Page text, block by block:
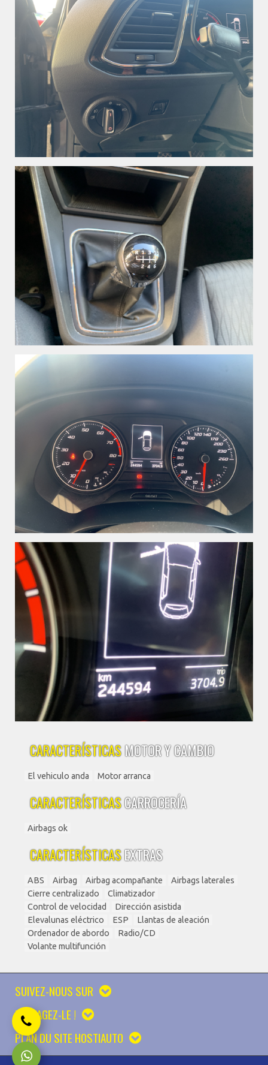
CARACTERÍSTICASMOTOR Y CAMBIO
El vehiculo anda Motor arranca
CARACTERÍSTICASCARROCERÍA
Airbags ok
CARACTERÍSTICASEXTRAS
ABS Airbag Airbag acompañante
Airbags laterales
Cierre centralizado
Climatizador
Control de velocidad
Dirección asistida
Elevalunas eléctrico
ESP
Llantas de aleación
Ordenador de abordo
Radio/CD
Volante multifunción
SUIVEZ-NOUS SUR
PARTAGEZ-LE !
PLAN DU SITE HOSTIAUTO